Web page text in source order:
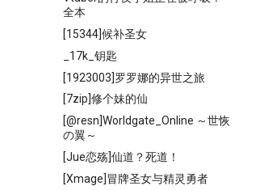
全本
[15344]候补圣女
_17k_钥匙
[1923003]罗罗娜的异世之旅
[7zip]修个妹的仙
[@resn]Worldgate_Online ～世恢
の翼～
[Jue恋殇]仙道？死道！
[Xmage]冒牌圣女与精灵勇者